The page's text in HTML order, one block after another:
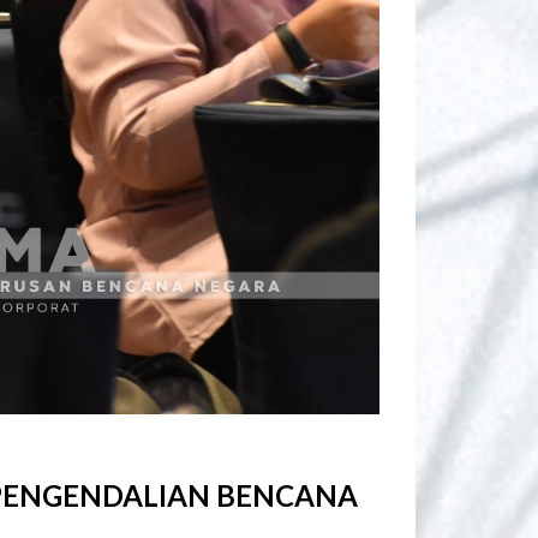
BENCANA